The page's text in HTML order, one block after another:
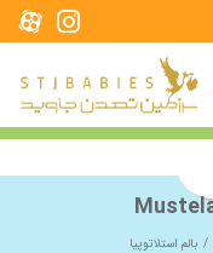
بالم استلاتوپیا